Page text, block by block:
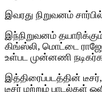
இவரது நிறுவனம்
இந்நிறுவனம்
கிங்ஸ்லி, மொட்டை
உள்பட முன்னணி நடிகர்கள்
இத்திரைப்படத்தின்
டீசர் மற்றும் பாடல்கள்